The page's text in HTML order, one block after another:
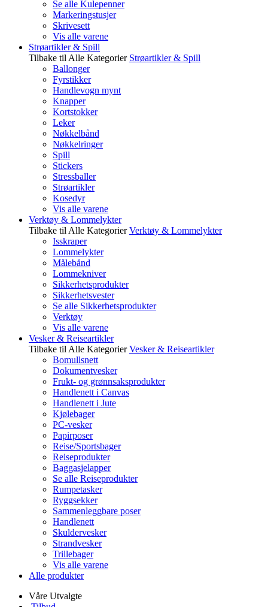
Se alle Kulepenner
Markeringstusjer
Skrivesett
Vis alle varene
Strøartikler & Spill
Tilbake til Alle Kategorier Strøartikler & Spill
Ballonger
Fyrstikker
Handlevogn mynt
Knapper
Kortstokker
Leker
Nøkkelbånd
Nøkkelringer
Spill
Stickers
Stressballer
Strøartikler
Kosedyr
Vis alle varene
Verktøy & Lommelykter
Tilbake til Alle Kategorier Verktøy & Lommelykter
Isskraper
Lommelykter
Målebånd
Lommekniver
Sikkerhetsprodukter
Sikkerhetsvester
Se alle Sikkerhetsprodukter
Verktøy
Vis alle varene
Vesker & Reiseartikler
Tilbake til Alle Kategorier Vesker & Reiseartikler
Bomullsnett
Dokumentvesker
Frukt- og grønnsaksprodukter
Handlenett i Canvas
Handlenett i Jute
Kjølebager
PC-vesker
Papirposer
Reise/Sportsbager
Reiseprodukter
Baggasjelapper
Se alle Reiseprodukter
Rumpetasker
Ryggsekker
Sammenleggbare poser
Handlenett
Skuldervesker
Strandvesker
Trillebager
Vis alle varene
Alle produkter
Våre Utvalgte